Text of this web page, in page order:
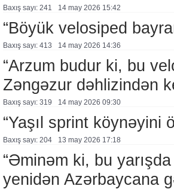
Baxış sayı: 241 14 may 2026 15:42
“Böyük velosiped
Baxış sayı: 413 14 may 2026 14:36
“Arzum budur ki, bu
Zəngəzur dəhlizindən
Baxış sayı: 319 14 may 2026 09:30
“Yaşıl sprint köynəyini
Baxış sayı: 204 13 may 2026 17:18
“Əminəm ki, bu
yenidən Azərbaycana